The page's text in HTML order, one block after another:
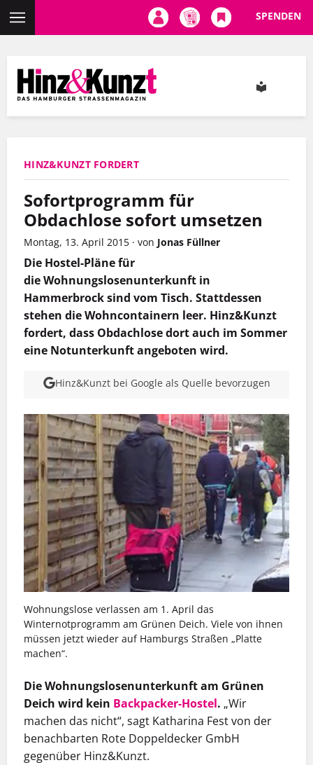
Inhalt
SPENDEN
HINZ&KUNZT FORDERT
Sofortprogramm für
Obdachlose sofort umsetzen
Montag, 13. April 2015 · von Jonas Füllner
Die Hostel-Pläne für
die Wohnungslosenunterkunft in
Hammerbrock sind vom Tisch. Stattdessen
stehen die Wohncontainern leer. Hinz&Kunzt
fordert, dass Obdachlose dort auch im Sommer
eine Notunterkunft angeboten wird.
Hinz&Kunzt bei Google als Quelle bevorzugen
Wohnungslose verlassen am 1. April das
Winternotprogramm am Grünen Deich. Viele von ihnen
müssen jetzt wieder auf Hamburgs Straßen „Platte
machen“.
Die Wohnungslosenunterkunft am Grünen
Deich wird kein Backpacker-Hostel. „Wir
machen das nicht“, sagt Katharina Fest von der
benachbarten Rote Doppeldecker GmbH
gegenüber Hinz&Kunzt.